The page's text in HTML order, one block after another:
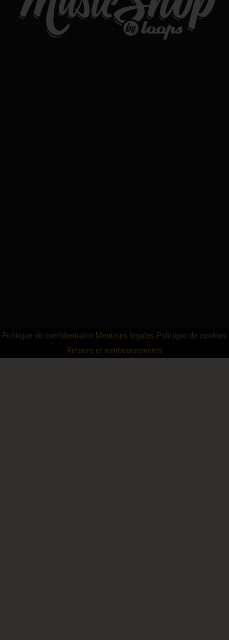
Politique de confidentialité Mentions legales Politique de cookies
Retours et remboursements